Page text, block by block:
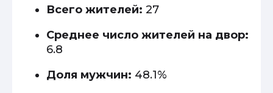
Всего жителей: 27
Среднее число жителей на двор:
6.8
Доля мужчин: 48.1%